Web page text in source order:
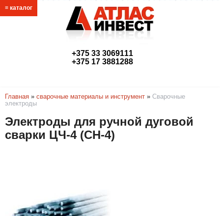
≡ каталог
+375 33 3069111
+375 17 3881288
Главная » сварочные материалы и инструмент » Сварочные
электроды
Электроды для ручной дуговой
сварки ЦЧ-4 (CH-4)